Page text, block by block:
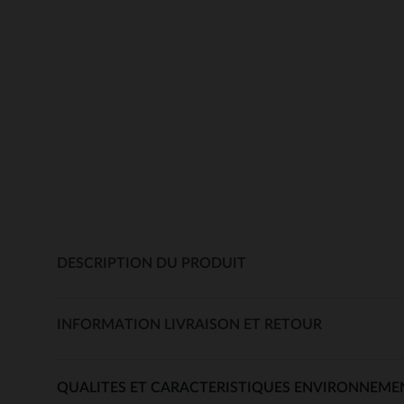
DESCRIPTION DU PRODUIT
INFORMATION LIVRAISON ET RETOUR
QUALITES ET CARACTERISTIQUES